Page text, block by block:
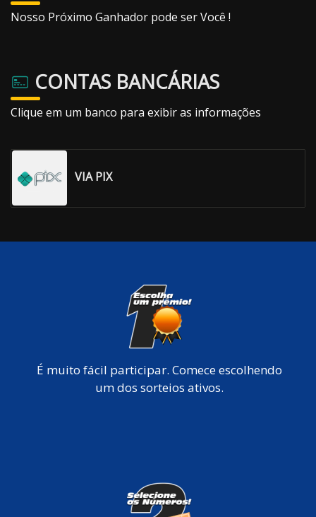
Nosso Próximo Ganhador pode ser Você !
CONTAS BANCÁRIAS
Clique em um banco para exibir as informações
VIA PIX
É muito fácil participar. Comece escolhendo
um dos sorteios ativos.